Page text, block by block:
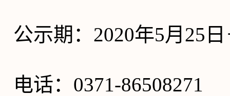
公示期： 2020年5月 25
电话： 0371-86508271